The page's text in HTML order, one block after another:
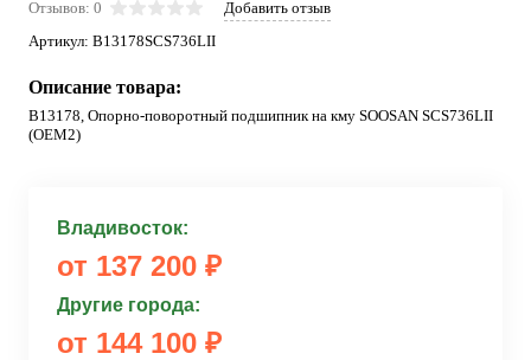
Отзывов: 0
Добавить отзыв
Артикул: B13178SCS736LII
Описание товара:
B13178, Опорно-поворотный подшипник на кму SOOSAN SCS736LII
(OEM2)
Владивосток:
от 137 200 ₽
Другие города:
от 144 100 ₽